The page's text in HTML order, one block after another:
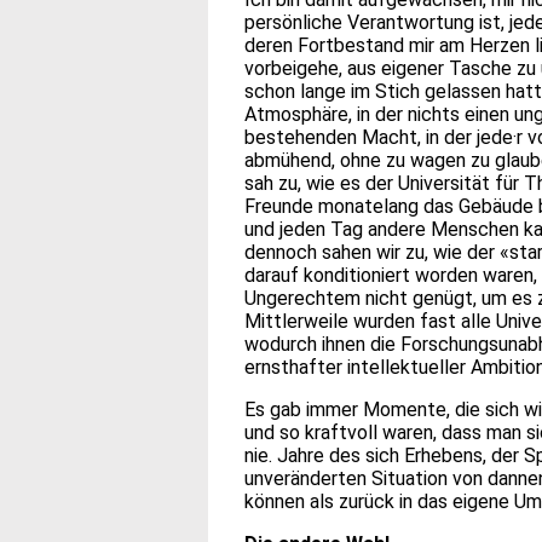
persönliche Verantwortung ist,
deren Fortbestand mir am Herzen
vorbeigehe, aus eigener Tasche
schon lange im Stich gelassen
Atmosphäre, in der nichts einen
bestehenden Macht, in der jede·r
abmühend, ohne zu wagen zu
sah zu, wie es der Universität für
Freunde monatelang das
und jeden Tag andere Menschen
dennoch sahen wir zu, wie der
darauf konditioniert worden
Ungerechtem nicht genügt, um es
Mittlerweile wurden fast alle
wodurch ihnen die
ernsthafter intellektueller
Es gab immer Momente, die sich
und so kraftvoll waren, dass man
nie. Jahre des sich Erhebens, der
unveränderten Situation von
können als zurück in das eigene